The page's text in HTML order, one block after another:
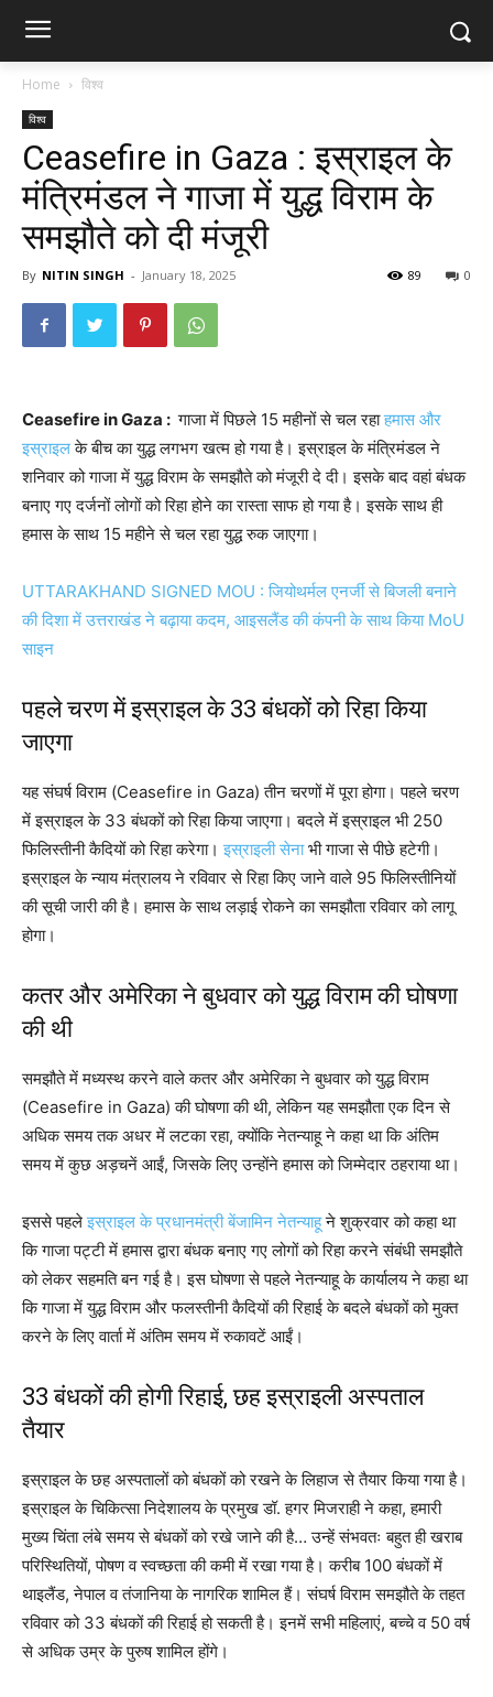
Home विश्व
विश्व
Ceasefire in Gaza : इस्राइल के
मंत्रिमंडल ने गाजा में युद्ध विराम के
समझौते को दी मंजूरी
By NITIN SINGH - January 18, 2025 0
89
Ceasefire in Gaza : गाजा में पिछले 15 महीनों से चल रहाहमास और
इस्राइलके बीच का युद्ध लगभग खत्म हो गया है। इस्राइल के मंत्रिमंडल ने
शनिवार को गाजा में युद्ध विराम के समझौते को मंजूरी दे दी। इसके बाद वहां बंधक
बनाए गए दर्जनों लोगों को रिहा होने का रास्ता साफ हो गया है। इसके साथ ही
हमास के साथ 15 महीने से चल रहा युद्ध रुक जाएगा।
UTTARAKHAND SIGNED MOU : जियोथर्मल एनर्जी से बिजली बनाने
की दिशा में उत्तराखंड ने बढ़ाया कदम, आइसलैंड की कंपनी के साथ किया MoU
साइन
पहले चरण में इस्राइल के 33 बंधकों को रिहा किया
जाएगा
यह संघर्ष विराम (Ceasefire in Gaza) तीन चरणों में पूरा होगा। पहले चरण
में इस्राइल के 33 बंधकों को रिहा किया जाएगा। बदले में इस्राइल भी 250
फिलिस्तीनी कैदियों को रिहा करेगा।इस्राइली सेनाभी गाजा से पीछे हटेगी।
इस्राइल के न्याय मंत्रालय ने रविवार से रिहा किए जाने वाले 95 फिलिस्तीनियों
की सूची जारी की है। हमास के साथ लड़ाई रोकने का समझौता रविवार को लागू
होगा।
कतर और अमेरिका ने बुधवार को युद्ध विराम की घोषणा
की थी
समझौते में मध्यस्थ करने वाले कतर और अमेरिका ने बुधवार को युद्ध विराम
(Ceasefire in Gaza) की घोषणा की थी, लेकिन यह समझौता एक दिन से
अधिक समय तक अधर में लटका रहा, क्योंकि नेतन्याहू ने कहा था कि अंतिम
समय में कुछ अड़चनें आईं, जिसके लिए उन्होंने हमास को जिम्मेदार ठहराया था।
इससे पहलेइस्राइल के प्रधानमंत्री बेंजामिन नेतन्याहूने शुक्रवार को कहा था
कि गाजा पट्टी में हमास द्वारा बंधक बनाए गए लोगों को रिहा करने संबंधी समझौते
को लेकर सहमति बन गई है। इस घोषणा से पहले नेतन्याहू के कार्यालय ने कहा था
कि गाजा में युद्ध विराम और फलस्तीनी कैदियों की रिहाई के बदले बंधकों को मुक्त
करने के लिए वार्ता में अंतिम समय में रुकावटें आईं।
33 बंधकों की होगी रिहाई, छह इस्राइली अस्पताल
तैयार
इस्राइल के छह अस्पतालों को बंधकों को रखने के लिहाज से तैयार किया गया है।
इस्राइल के चिकित्सा निदेशालय के प्रमुख डॉ. हगर मिजराही ने कहा, हमारी
मुख्य चिंता लंबे समय से बंधकों को रखे जाने की है… उन्हें संभवतः बहुत ही खराब
परिस्थितियों, पोषण व स्वच्छता की कमी में रखा गया है। करीब 100 बंधकों में
थाइलैंड, नेपाल व तंजानिया के नागरिक शामिल हैं। संघर्ष विराम समझौते के तहत
रविवार को 33 बंधकों की रिहाई हो सकती है। इनमें सभी महिलाएं, बच्चे व 50 वर्ष
से अधिक उम्र के पुरुष शामिल होंगे।